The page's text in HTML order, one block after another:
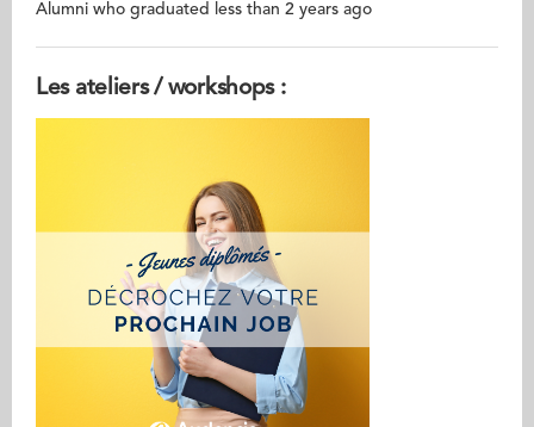
Alumni who graduated less than 2 years ago
Les ateliers / workshops :